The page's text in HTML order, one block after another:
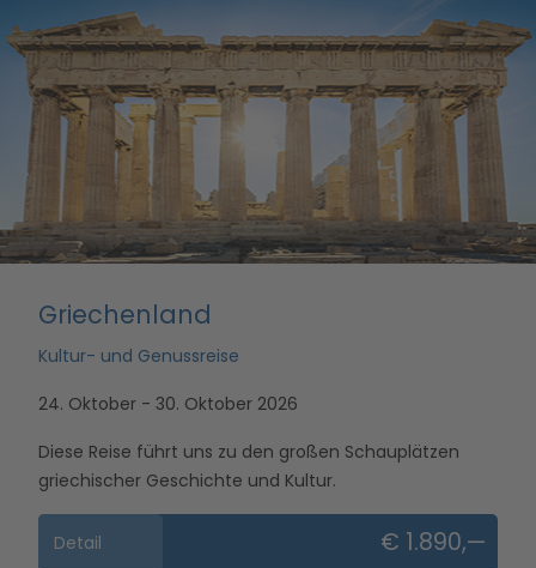
Griechenland
Kultur- und Genussreise
24. Oktober - 30. Oktober 2026
Diese Reise führt uns zu den großen Schauplätzen
griechischer Geschichte und Kultur.
Detail € 1.890,—